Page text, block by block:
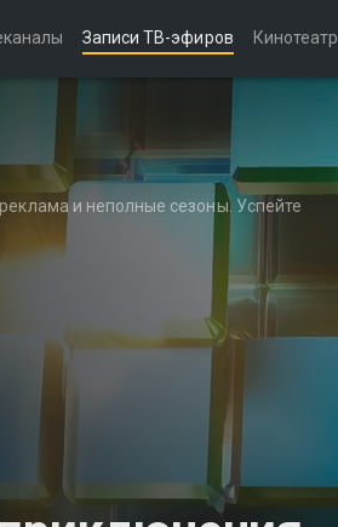
Записи ТВ-эфиров Кинотеатр
и неполные сезоны. Успейте